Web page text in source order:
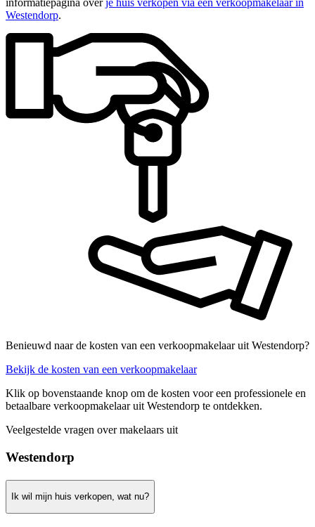
informatiepagina overje huis verkopen via een verkoopmakelaar in
Westendorp.
Benieuwd naar de kosten van een verkoopmakelaar uit Westendorp?
Bekijk de kosten van een verkoopmakelaar
Klik op bovenstaande knop om de kosten voor een professionele en
betaalbare verkoopmakelaar uit Westendorp te ontdekken.
Veelgestelde vragen over makelaars uit
Westendorp
Ik wil mijn huis verkopen, wat nu?